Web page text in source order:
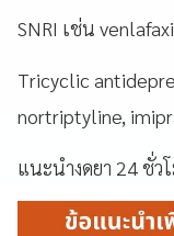
SNRI เช่น
Tricyclic
nortriptyline,
แนะนำงดยา 24ชั่ว